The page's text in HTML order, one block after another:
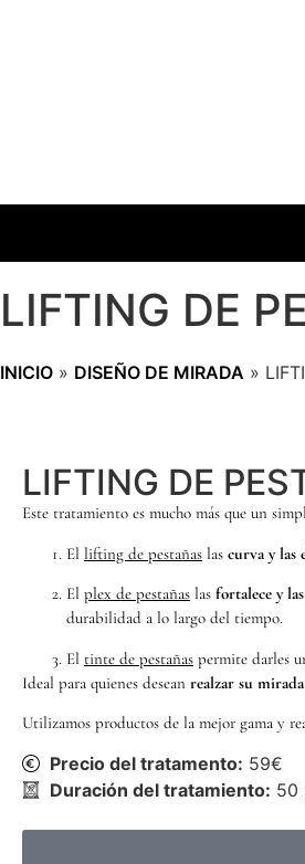
LIFTING DE
INICIO » DISEÑO DE MIRADA »
LIFTING DE
Este tratamiento es mucho más que un
El lifting de pestañas las curva y las
El plex de pestañas las fortalece y
durabilidad a lo largo del tiempo.
El tinte de pestañas permite darles
Ideal para quienes desean realzar su
Utilizamos productos de la mejor gama y
Precio del tratamento: 59€
Duración del tratamiento: 50